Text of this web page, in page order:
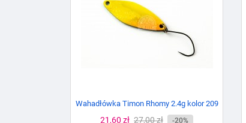
Wahadłówka Timon Rhomy 2.4g kolor 209
Cena
21,60 zł Cena
27,00 zł -20%